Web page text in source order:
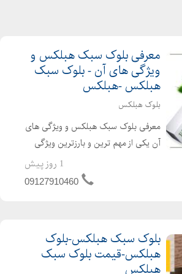
معرفی بلوک سبک هبلکس و
ویژگی های آن - بلوک سبک
هبلکس -هبلکس
بلوک هبلکس
معرفی بلوک سبک هبلکس و ویژگی های
آن یکی از مهم ترین و بارزترین ویژگی
های استفاده از بلوک های سبک هبلکس
در ساختمان سازی ، افزایش مقاومت
1 روز پیش
09127910460
بلوک سبک هبلکس-بلوک
هبلکس-قیمت بلوک سبک
هبلکس